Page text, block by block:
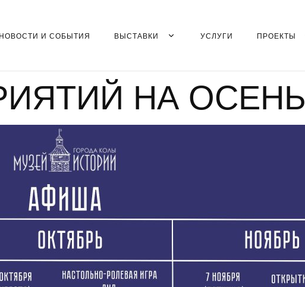
НОВОСТИ И СОБЫТИЯ ВЫСТАВКИ УСЛУГИ ПРОЕКТЫ
НА ОСЕНЬ